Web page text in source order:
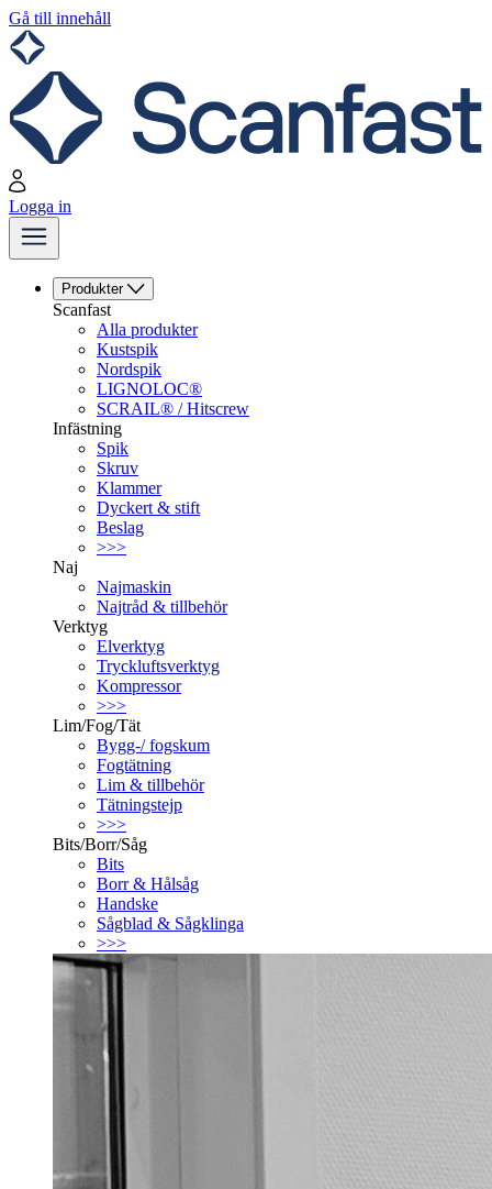
Gå till innehåll
Logga in
Produkter
Scanfast
Alla produkter
Kustspik
Nordspik
LIGNOLOC®
SCRAIL® / Hitscrew
Infästning
Spik
Skruv
Klammer
Dyckert & stift
Beslag
>>>
Naj
Najmaskin
Najtråd & tillbehör
Verktyg
Elverktyg
Tryckluftsverktyg
Kompressor
>>>
Lim/Fog/Tät
Bygg-/ fogskum
Fogtätning
Lim & tillbehör
Tätningstejp
>>>
Bits/Borr/Såg
Bits
Borr & Hålsåg
Handske
Sågblad & Sågklinga
>>>